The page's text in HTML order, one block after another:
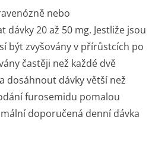
nebo
20 až 50 mg. Jestliže jsou
být zvyšovány v přírůstcích po
častěji než každé dvě
dosáhnout dávky větší než
furosemidu pomalou
doporučená denní dávka